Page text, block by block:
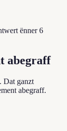
ënner 6
abegraff
Dat ganzt
abegraff.